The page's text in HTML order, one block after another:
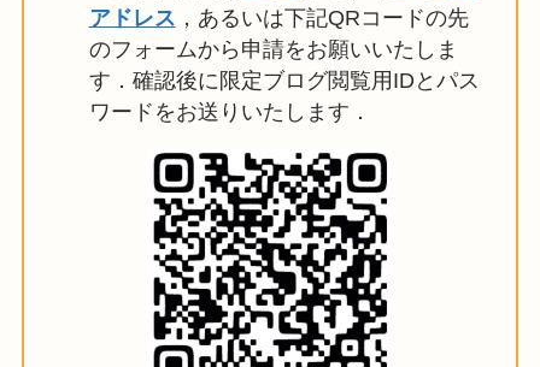
アドレス ，あるいは下記QRコードの先
のフォームから申請をお願いいたしま
す．確認後に限定ブログ閲覧用IDとパス
ワードをお送りいたします．